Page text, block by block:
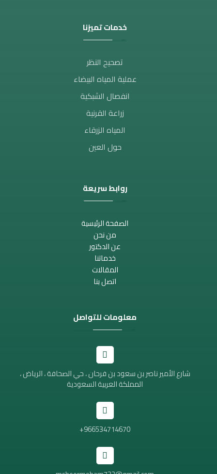
خدمات تميزنا
تصحيح النظر​
عملية المياه البيضاء
انفصال الشبكية
زراعة القرنية
المياه الزرقاء
حول العين
روابط سريعة
الصفحة الرئيسية
من نحن
عن الدكتور
خدماتنا
المقالات
اتصل بنا
معلومات للتواصل
شارع الأمير ناصر بن سعود بن فرحان ، حي الصحافة ، الرياض ،
المملكة العربية السعودية
966534714670+